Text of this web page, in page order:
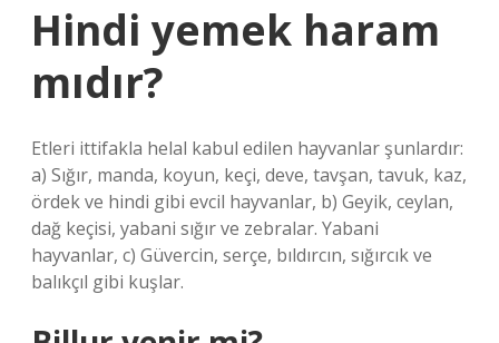
Hindi yemek haram
mıdır?
Etleri ittifakla helal kabul edilen hayvanlar şunlardır:
a) Sığır, manda, koyun, keçi, deve, tavşan, tavuk, kaz,
ördek ve hindi gibi evcil hayvanlar, b) Geyik, ceylan,
dağ keçisi, yabani sığır ve zebralar. Yabani
hayvanlar, c) Güvercin, serçe, bıldırcın, sığırcık ve
balıkçıl gibi kuşlar.